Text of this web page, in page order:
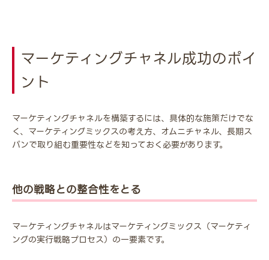
マーケティングチャネル成功のポイ
ント
マーケティングチャネルを構築するには、具体的な施策だけでな
く、マーケティングミックスの考え方、オムニチャネル、長期ス
パンで取り組む重要性などを知っておく必要があります。
他の戦略との整合性をとる
マーケティングチャネルはマーケティングミックス（マーケティ
ングの実行戦略プロセス）の一要素です。